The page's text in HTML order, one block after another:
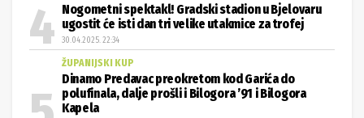
Nogometni spektakl! Gradski stadion u Bjelovaru
ugostit će isti dan tri velike utakmice za trofej
30.04.2025. 22:34
ŽUPANIJSKI KUP
Dinamo Predavac preokretom kod Garića do
polufinala, dalje prošli i Bilogora ’91 i Bilogora
Kapela